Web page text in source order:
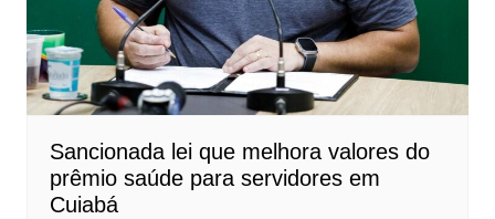
Sancionada lei que melhora valores do
prêmio saúde para servidores em
Cuiabá